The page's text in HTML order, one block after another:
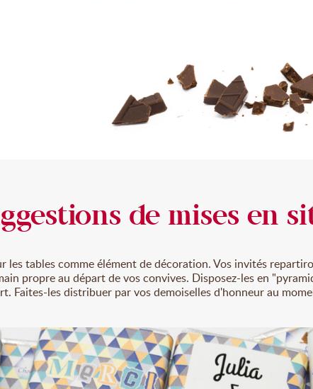
de mises en
les tables comme élément de décoration. Vos invités
propre au départ de vos convives. Disposez-les en
Faites-les distribuer par vos demoiselles d'honneur au